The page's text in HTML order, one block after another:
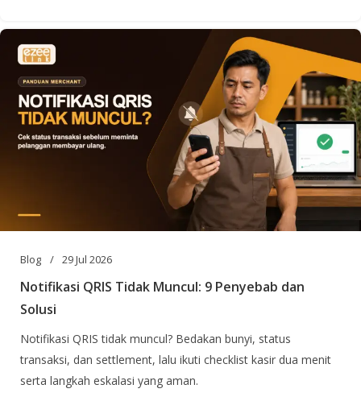
Blog 29 Jul 2026
Notifikasi QRIS Tidak Muncul: 9 Penyebab dan
Solusi
Notifikasi QRIS tidak muncul? Bedakan bunyi, status
transaksi, dan settlement, lalu ikuti checklist kasir dua menit
serta langkah eskalasi yang aman.